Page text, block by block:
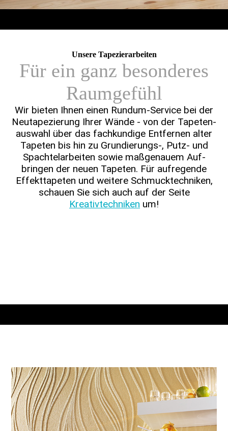
Unsere Tapezierarbeiten
Für ein ganz besonderes
Raumgefühl
Wir bieten Ihnen einen Rundum-Service bei der
Neutape­zierung Ihrer Wände - von der Tapeten­­
auswahl über das fach­­kundige Entfernen alter
Tapeten bis hin zu Grundie­­rungs-, Putz- und
Spachtel­­arbeiten sowie maß­genauem Auf­
bringen der neuen Tapeten. Für aufregende
Effekt­­tapeten und weitere Schmuck­­techniken,
schauen Sie sich auch auf der Seite
Kreativtechniken um!